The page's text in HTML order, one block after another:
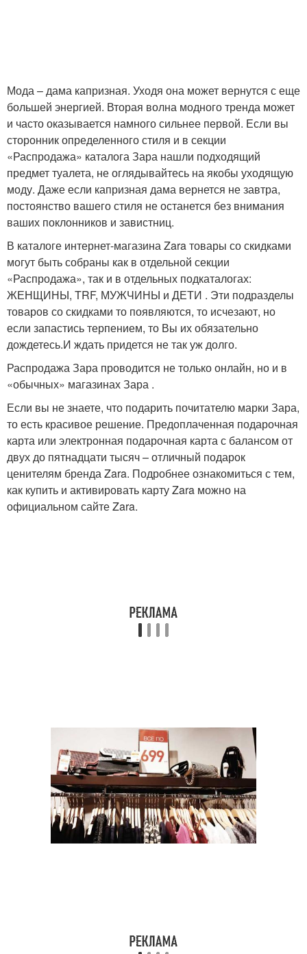
Мода – дама капризная. Уходя она может вернутся с еще
большей энергией. Вторая волна модного тренда может
и часто оказывается намного сильнее первой. Если вы
сторонник определенного стиля и в секции
«Распродажа» каталога Зара нашли подходящий
предмет туалета, не оглядывайтесь на якобы уходящую
моду. Даже если капризная дама вернется не завтра,
постоянство вашего стиля не останется без внимания
ваших поклонников и завистниц.
В каталоге интернет-магазина Zara товары со скидками
могут быть собраны как в отдельной секции
«Распродажа», так и в отдельных подкаталогах:
ЖЕНЩИНЫ, TRF, МУЖЧИНЫ и ДЕТИ . Эти подразделы
товаров со скидками то появляются, то исчезают, но
если запастись терпением, то Вы их обязательно
дождетесь.И ждать придется не так уж долго.
Распродажа Зара проводится не только онлайн, но и в
«обычных» магазинах Зара .
Если вы не знаете, что подарить почитателю марки Зара,
то есть красивое решение. Предоплаченная подарочная
карта или электронная подарочная карта с балансом от
двух до пятнадцати тысяч – отличный подарок
ценителям бренда Zara. Подробнее ознакомиться с тем,
как купить и активировать карту Zara можно на
официальном сайте Zara.